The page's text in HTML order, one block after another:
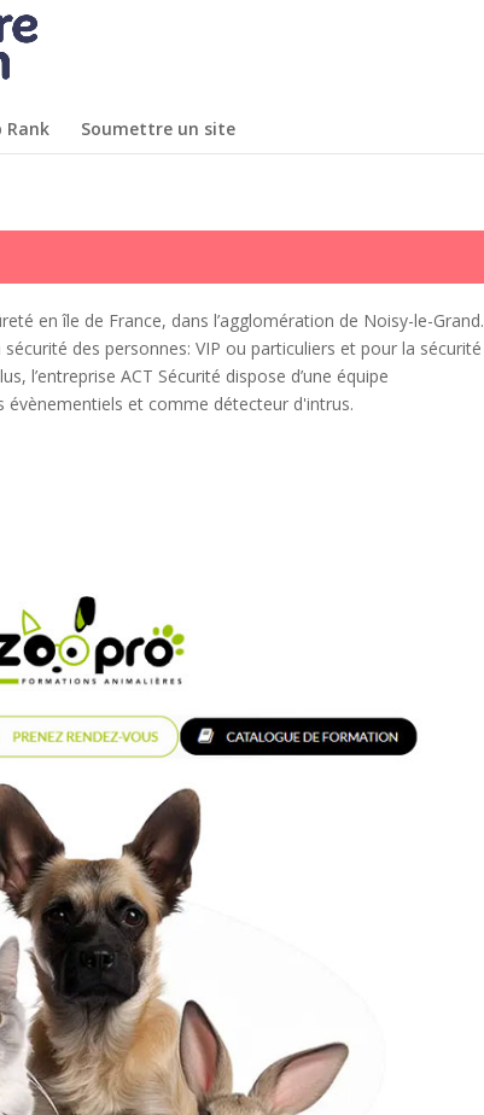
Rank Soumettre un site
en île de France, dans l’agglomération de Noisy-le-Grand.
des personnes: VIP ou particuliers et pour la sécurité
l’entreprise ACT Sécurité dispose d’une équipe
et comme détecteur d'intrus.